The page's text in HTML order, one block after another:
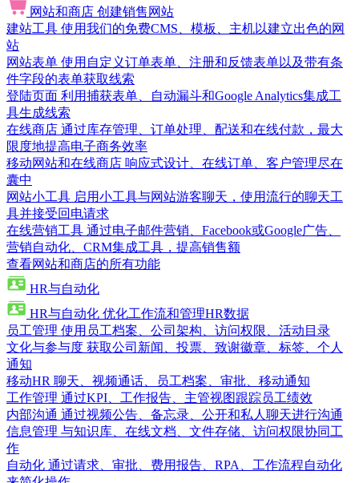
网站和商店 创建销售网站
建站工具 使用我们的免费CMS、模板、主机以建立出色的网
站
网站表单 使用自定义订单表单、注册和反馈表单以及带有条
件字段的表单获取线索
登陆页面 利用捕获表单、自动漏斗和Google Analytics集成工
具生成线索
在线商店 通过库存管理、订单处理、配送和在线付款，最大
限度地提高电子商务效率
移动网站和在线商店 响应式设计、在线订单、客户管理尽在
囊中
网站小工具 启用小工具与网站游客聊天，使用流行的聊天工
具并接受回电请求
在线营销工具 通过电子邮件营销、Facebook或Google广告、
营销自动化、CRM集成工具，提高销售额
查看网站和商店的所有功能
HR与自动化
HR与自动化 优化工作流和管理HR数据
员工管理 使用员工档案、公司架构、访问权限、活动目录
文化与参与度 获取公司新闻、投票、致谢徽章、标签、个人
通知
移动HR 聊天、视频通话、员工档案、审批、移动通知
工作管理 通过KPI、工作报告、主管视图跟踪员工绩效
内部沟通 通过视频公告、备忘录、公开和私人聊天进行沟通
信息管理 与知识库、在线文档、文件存储、访问权限协同工
作
自动化 通过请求、审批、费用报告、RPA、工作流程自动化